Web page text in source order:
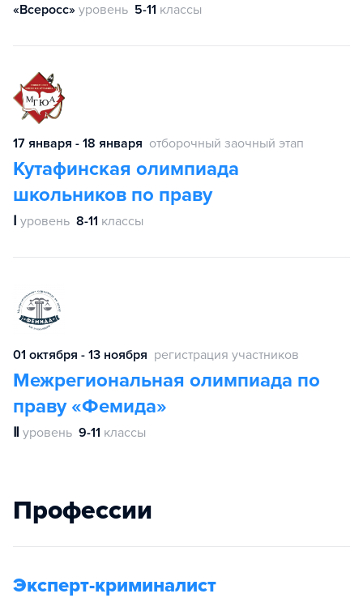
«Всеросс» уровень 5-11 классы
17 января - 18 января отборочный заочный этап
Кутафинская олимпиада
школьников по праву
Ⅰ уровень 8-11 классы
01 октября - 13 ноября регистрация участников
Межрегиональная олимпиада по
праву «Фемида»
Ⅱ уровень 9-11 классы
Профессии
Эксперт-криминалист